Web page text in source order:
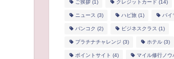
ご挨拶(1) クレジットカード (14)
ニュース (3) ハピ旅(1) バイ
バンコク (2) ビジネスクラス (1)
プラチナチャレンジ (3) ホテル(3)
ポイントサイト (4) マイル修行ノウ